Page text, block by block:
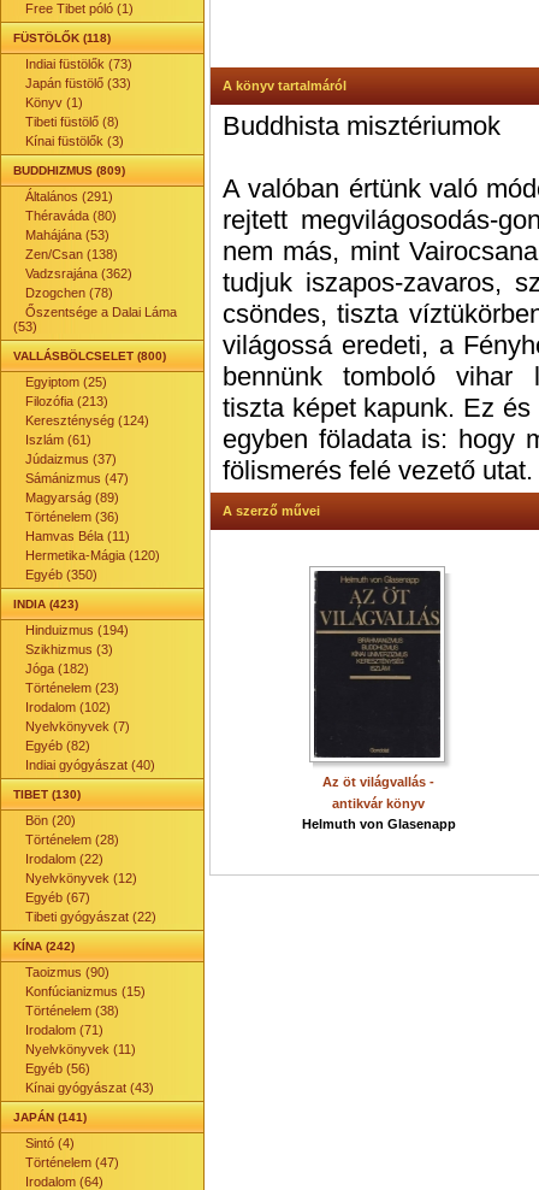
Free Tibet póló (1)
FÜSTÖLŐK (118)
Indiai füstölők (73)
Japán füstölő (33)
Könyv (1)
Tibeti füstölő (8)
Kínai füstölők (3)
BUDDHIZMUS (809)
Általános (291)
Théraváda (80)
Mahájána (53)
Zen/Csan (138)
Vadzsrajána (362)
Dzogchen (78)
Őszentsége a Dalai Láma
(53)
VALLÁSBÖLCSELET (800)
Egyiptom (25)
Filozófia (213)
Kereszténység (124)
Iszlám (61)
Júdaizmus (37)
Sámánizmus (47)
Magyarság (89)
Történelem (36)
Hamvas Béla (11)
Hermetika-Mágia (120)
Egyéb (350)
INDIA (423)
Hinduizmus (194)
Szikhizmus (3)
Jóga (182)
Történelem (23)
Irodalom (102)
Nyelvkönyvek (7)
Egyéb (82)
Indiai gyógyászat (40)
TIBET (130)
Bön (20)
Történelem (28)
Irodalom (22)
Nyelvkönyvek (12)
Egyéb (67)
Tibeti gyógyászat (22)
KÍNA (242)
Taoizmus (90)
Konfúcianizmus (15)
Történelem (38)
Irodalom (71)
Nyelvkönyvek (11)
Egyéb (56)
Kínai gyógyászat (43)
JAPÁN (141)
Sintó (4)
Történelem (47)
Irodalom (64)
A könyv tartalmáról
Buddhista misztériumok
A valóban értünk való
rejtett megvilágosodás-
nem más, mint
tudjuk iszapos-zavaros,
csöndes, tiszta
világossá eredeti, a
bennünk tomboló vihar
tiszta képet kapunk. Ez
egyben föladata is: hogy
fölismerés felé vezető utat.
A szerző művei
Az öt világvallás -
antikvár könyv
Helmuth von Glasenapp